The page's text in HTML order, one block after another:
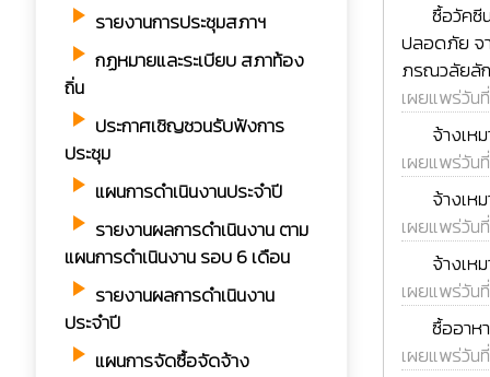
play_arrow รายงานการประชุมสภาฯ
play_arrow กฏหมายและระเบียบ สภาท้อง
ถิ่น
play_arrow ประกาศเชิญชวนรับฟังการ
ประชุม
play_arrow แผนการดำเนินงานประจำปี
play_arrow รายงานผลการดำเนินงาน ตาม
แผนการดำเนินงาน รอบ 6 เดือน
play_arrow รายงานผลการดำเนินงาน
ประจำปี
play_arrow แผนการจัดซื้อจัดจ้าง
ซื้อวัคซี
ปลอดภัย จ
ภรณวลัยลัก
เผยแพร่วัน
จ้างเห
เผยแพร่วัน
จ้างเห
เผยแพร่วัน
จ้างเห
เผยแพร่วัน
ซื้ออาห
เผยแพร่วัน